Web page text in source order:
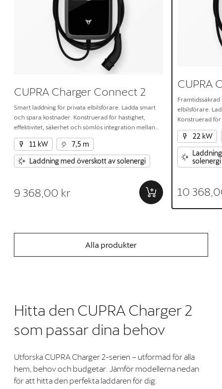
CUPRA Charger Connect 2
Smart laddning för privata elbilsförare. Ladda smart
och spara kostnader. Konstruerad för hastighet,
effektivitet, säkerhet och sömlös integration mellan
hemmet och elbilen.
11 kW
7,5 m
Laddning med överskott av solenergi
9 368,00 kr
CUPRA
elbilsförare.
Konstruerad
och sömlös
elbilen.22 kW
solenergi
10
Alla produkter
Hitta den CUPRA Charger 2
som passar dina behov
Utforska CUPRA Charger 2-serien – utformad för alla
hem, behov och budgetar. Jämför modellerna nedan
för att hitta den perfekta laddaren för dig.